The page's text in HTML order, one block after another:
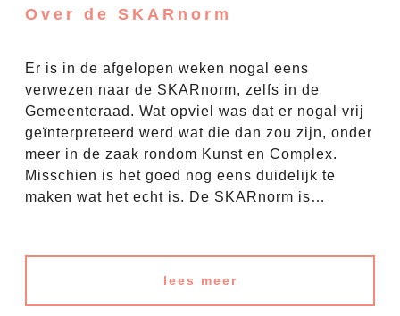
Over de SKARnorm
Er is in de afgelopen weken nogal eens
verwezen naar de SKARnorm, zelfs in de
Gemeenteraad. Wat opviel was dat er nogal vrij
geïnterpreteerd werd wat die dan zou zijn, onder
meer in de zaak rondom Kunst en Complex.
Misschien is het goed nog eens duidelijk te
maken wat het echt is. De SKARnorm is…
lees meer